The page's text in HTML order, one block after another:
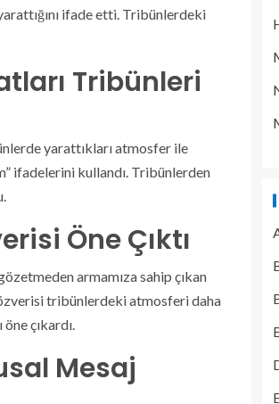
ifade etti. Tribünlerdeki
Tribünleri
yarattıkları atmosfer ile
ifadelerini kullandı. Tribünlerden
Öne Çıktı
armamıza sahip çıkan
özverisi tribünlerdeki atmosferi daha
çıkardı.
Mesaj